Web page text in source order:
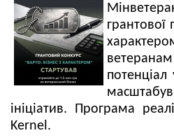
грантової
ініціатив. Програма
Kernel.